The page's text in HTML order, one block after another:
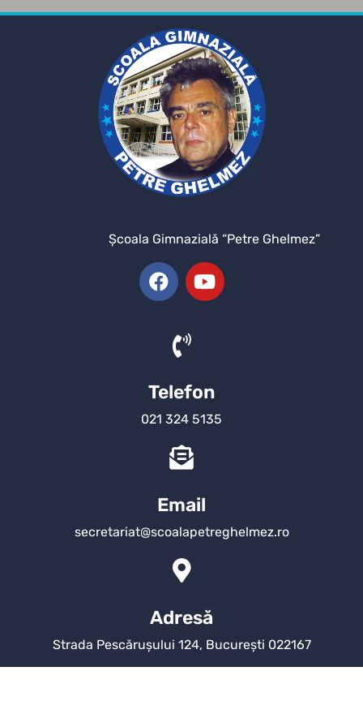
Şcoala Gimnazială “Petre Ghelmez”
Telefon
021 324 5135
Email
secretariat@scoalapetreghelmez.ro
Adresă
Strada Pescărușului 124, București 022167